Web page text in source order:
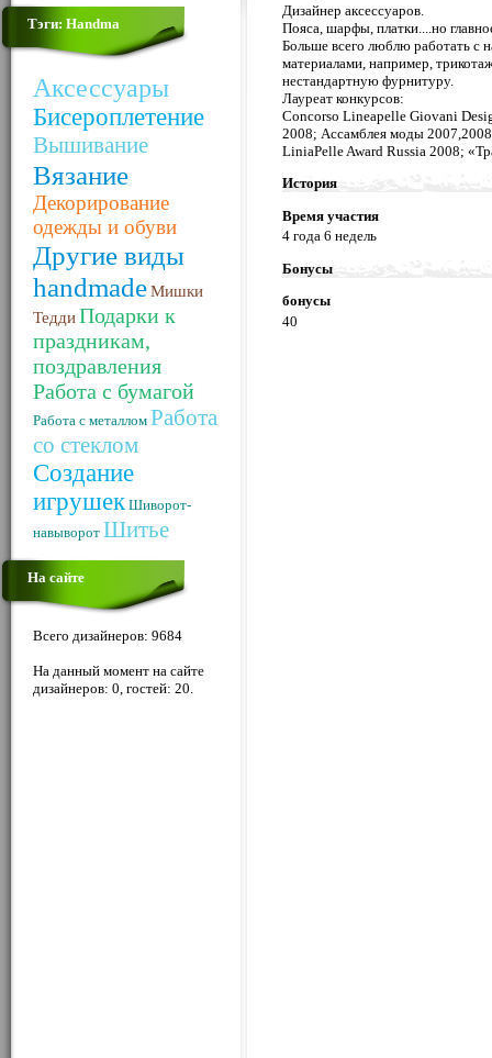
Тэги: Handma
Аксессуары
Бисероплетение
Вышивание
Вязание
Декорирование
одежды и обуви
Другие виды
handmadeМишки
ТеддиПодарки к
праздникам,
поздравления
Работа с бумагой
Работа с металлом Работа
со стеклом
Создание
игрушек Шиворот-
навыворот Шитье
На сайте
Всего дизайнеров: 9684
На данный момент на сайте
дизайнеров: 0, гостей: 20.
Дизайнер аксессуаров.
Пояса, шарфы, платки....но
Больше всего люблю работать с
материалами, например,
нестандартную фурнитуру.
Лауреат конкурсов:
Concorso Lineapelle Giovani
2008; Ассамблея моды
LiniaPelle Award Russia 2008;
История
Время участия
4 года 6 недель
Бонусы
бонусы
40